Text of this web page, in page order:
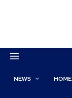
NEWS HOME